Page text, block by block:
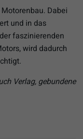
Dabei
und in das
faszinierenden
wird dadurch
Verlag, gebundene